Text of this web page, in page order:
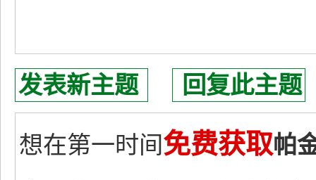
发表新主题 回复此主题
想在第一时间免费获取帕